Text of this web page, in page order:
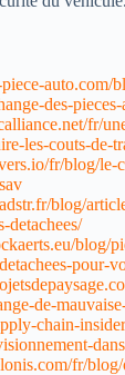
auto.com/
des-
fr/
les-couts-de-
fr/blog/le-
blog/
detachees/
blog/
pour-
de-
chain-
fr/